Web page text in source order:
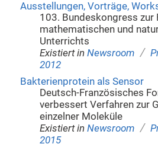
Ausstellungen, Vorträge,
103. Bundeskongress zur
mathematischen und
Unterrichts
Existiert in Newsroom /
2012
Bakterienprotein als Sensor
Deutsch-Französisches
verbessert Verfahren zur
einzelner Moleküle
Existiert in Newsroom /
2015